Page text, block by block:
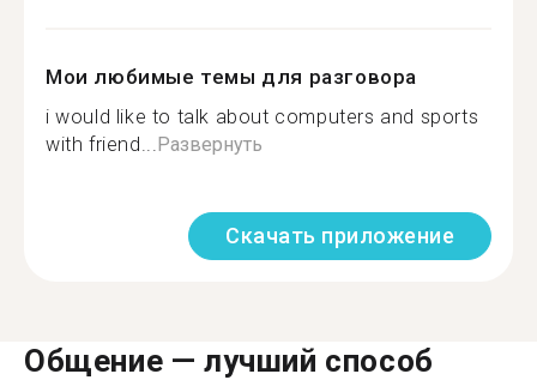
Мои любимые темы для разговора
i would like to talk about computers and sports
with friend... Развернуть
Скачать приложение
Общение — лучший способ